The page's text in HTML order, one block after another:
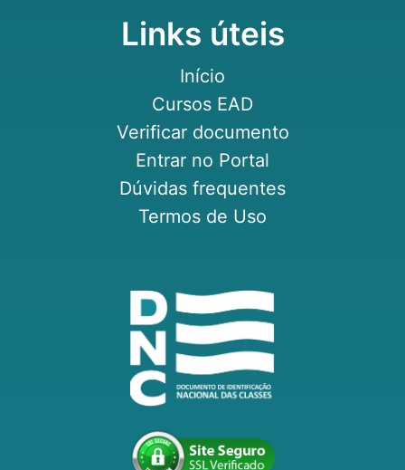
Links úteis
Início
Cursos EAD
Verificar documento
Entrar no Portal
Dúvidas frequentes
Termos de Uso